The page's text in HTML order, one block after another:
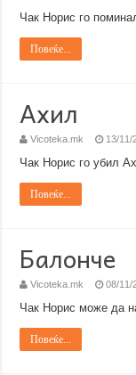
Чак Норис го
Повеќе...
Ахил
Vicoteka.mk 13/11/
Чак Норис го убил
Повеќе...
Балонче
Vicoteka.mk 08/11/
Чак Норис може да
Повеќе...